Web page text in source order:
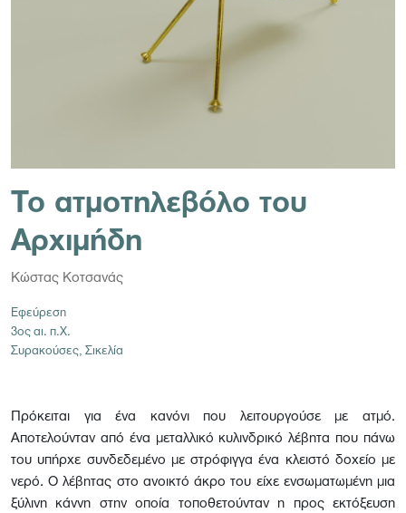
Το ατμοτηλεβόλο του
Αρχιμήδη
Κώστας Κοτσανάς
Εφεύρεση
3ος αι. π.Χ.
Συρακούσες, Σικελία
Πρόκειται για ένα κανόνι που λειτουργούσε με ατμό.
Αποτελούνταν από ένα μεταλλικό κυλινδρικό λέβητα που πάνω
του υπήρχε συνδεδεμένο με στρόφιγγα ένα κλειστό δοχείο με
νερό. Ο λέβητας στο ανοικτό άκρο του είχε ενσωματωμένη μια
ξύλινη κάννη στην οποία τοποθετούνταν η προς εκτόξευση